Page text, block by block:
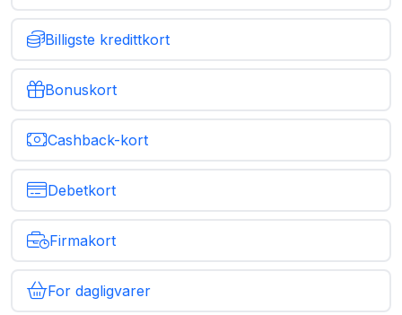
Billigste kredittkort
Bonuskort
Cashback-kort
Debetkort
Firmakort
For dagligvarer